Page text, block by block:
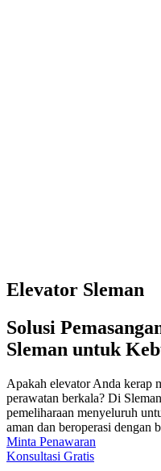
Elevator Sleman
Solusi
Sleman untuk
Apakah elevator Anda kerap
perawatan berkala? Di
pemeliharaan menyeluruh
aman dan beroperasi dengan
Minta Penawaran
Konsultasi Gratis